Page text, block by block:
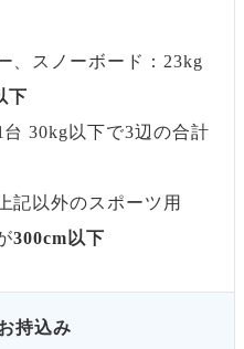
、スノーボード：23kg
下
30kg以下で3辺の合計
記以外のスポーツ用
300cm以下
持込み